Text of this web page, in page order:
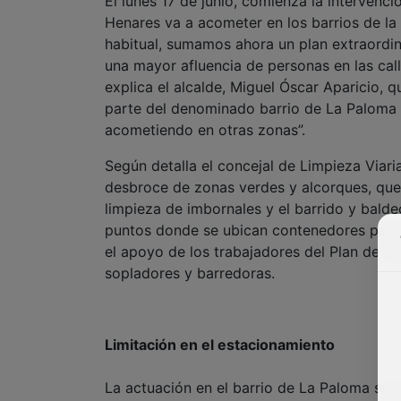
Henares va a acometer en los barrios de
habitual, sumamos ahora un plan
una mayor afluencia de personas en las
explica el alcalde, Miguel Óscar Aparicio,
parte del denominado barrio de La
acometiendo en otras zonas”.
Según detalla el concejal de Limpieza
desbroce de zonas verdes y alcorques,
limpieza de imbornales y el barrido y
puntos donde se ubican contenedores
el apoyo de los trabajadores del Plan de
sopladores y barredoras.
Limitación en el estacionamiento
La actuación en el barrio de La Paloma se